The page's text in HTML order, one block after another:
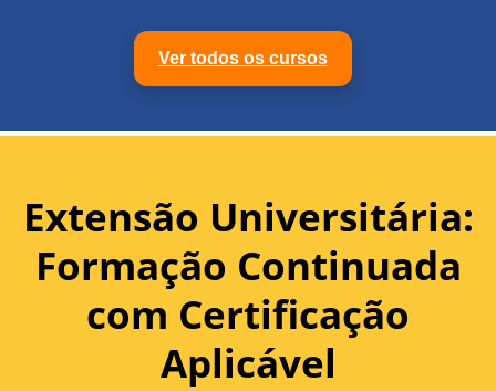
Ver todos os cursos
Extensão Universitária:
Formação Continuada
com Certificação
Aplicável